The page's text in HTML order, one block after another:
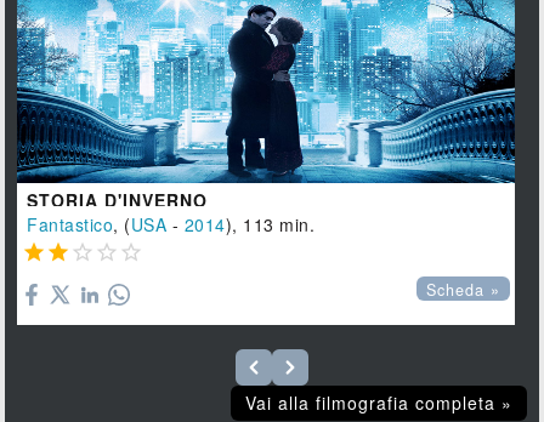
STORIA D'INVERNO
Fantastico, (USA - 2014), 113 min.
    
Scheda »
Vai alla filmografia completa »